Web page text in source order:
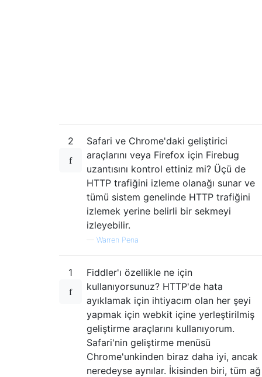
2
Safari ve Chrome'daki geliştirici
araçlarını veya Firefox için Firebug
uzantısını kontrol ettiniz mi? Üçü de
HTTP trafiğini izleme olanağı sunar ve
tümü sistem genelinde HTTP trafiğini
izlemek yerine belirli bir sekmeyi
izleyebilir.
— Warren Pena
1
Fiddler'ı özellikle ne için
kullanıyorsunuz? HTTP'de hata
ayıklamak için ihtiyacım olan her şeyi
yapmak için webkit içine yerleştirilmiş
geliştirme araçlarını kullanıyorum.
Safari'nin geliştirme menüsü
Chrome'unkinden biraz daha iyi, ancak
neredeyse aynılar. İkisinden biri, tüm ağ